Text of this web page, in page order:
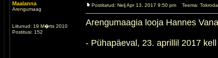
Maalanna
Arengumaag
Liitunud: 19 M�rts 2010
Postitusi: 152
Postitatud: Nelj Apr 13, 2017 9:50 pm Teema:
Arengumaagia looja Hannes
- Pühapäeval, 23. aprillil 2017